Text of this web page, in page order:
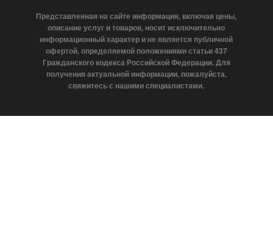
Представленная на сайте информация, включая цены,
описание услуг и товаров, носит исключительно
информационный характер и не является публичной
офертой, определяемой положениями статьи 437
Гражданского кодекса Российской Федерации. Для
получения актуальной информации, пожалуйста,
свяжитесь с нашими специалистами.